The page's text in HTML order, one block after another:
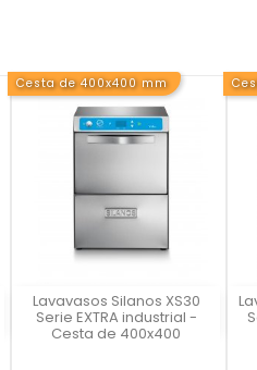
Cesta de 400x400 mm
Lavavasos Silanos XS30
Serie EXTRA industrial -
Cesta de 400x400

Vista rápida